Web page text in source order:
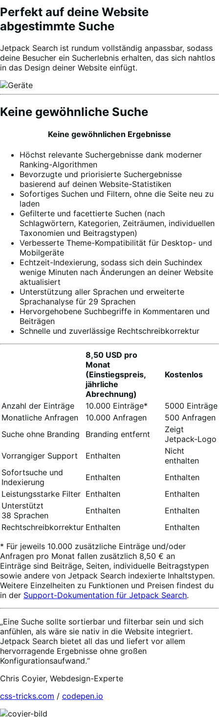
Perfekt auf deine Website
abgestimmte Suche
Jetpack Search ist rundum vollständig anpassbar, sodass
deine Besucher ein Sucherlebnis erhalten, das sich nahtlos
in das Design deiner Website einfügt.
Keine gewöhnliche Suche
Keine gewöhnlichen Ergebnisse
Höchst relevante Suchergebnisse dank moderner
Ranking-Algorithmen
Bevorzugte und priorisierte Suchergebnisse
basierend auf deinen Website-Statistiken
Sofortiges Suchen und Filtern, ohne die Seite neu zu
laden
Gefilterte und facettierte Suchen (nach
Schlagwörtern, Kategorien, Zeiträumen, individuellen
Taxonomien und Beitragstypen)
Verbesserte Theme-Kompatibilität für Desktop- und
Mobilgeräte
Echtzeit-Indexierung, sodass sich dein Suchindex
wenige Minuten nach Änderungen an deiner Website
aktualisiert
Unterstützung aller Sprachen und erweiterte
Sprachanalyse für 29 Sprachen
Hervorgehobene Suchbegriffe in Kommentaren und
Beiträgen
Schnelle und zuverlässige Rechtschreibkorrektur
8,50 USD pro
Monat
(Einstiegspreis,
jährliche
Abrechnung)
Kostenlos
Anzahl der Einträge 10.000 Einträge*
5000 Einträge
Monatliche Anfragen
10.000 Anfragen
500 Anfragen
Suche ohne Branding
Branding entfernt
Zeigt
Jetpack-Logo
Vorrangiger Support
Enthalten
Nicht
enthalten
Sofortsuche und
Indexierung
Enthalten
Enthalten
Leistungsstarke Filter Enthalten
Enthalten
Unterstützt
38 Sprachen
Enthalten
Enthalten
Rechtschreibkorrektur Enthalten
Enthalten
* Für jeweils 10.000 zusätzliche Einträge und/oder
Anfragen pro Monat fallen zusätzlich 8,50 € an
Einträge sind Beiträge, Seiten, individuelle Beitragstypen
sowie andere von Jetpack Search indexierte Inhaltstypen.
Weitere Einzelheiten zu Funktionen und Preisen findest du
in der Support-Dokumentation für Jetpack Search.
„Eine Suche sollte sortierbar und filterbar sein und sich
anfühlen, als wäre sie nativ in die Website integriert.
Jetpack Search bietet all das und liefert vor allem
hervorragende Ergebnisse ohne großen
Konfigurationsaufwand.“
Chris Coyier, Webdesign-Experte
css-tricks.com / codepen.io